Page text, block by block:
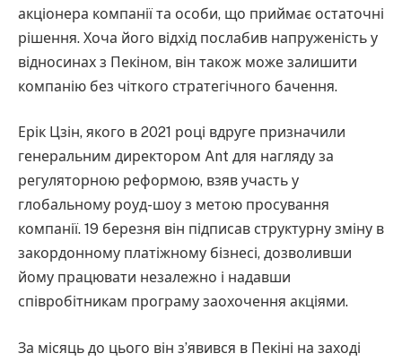
акціонера компанії та особи, що приймає остаточні
рішення. Хоча його відхід послабив напруженість у
відносинах з Пекіном, він також може залишити
компанію без чіткого стратегічного бачення.
Ерік Цзін, якого в 2021 році вдруге призначили
генеральним директором Ant для нагляду за
регуляторною реформою, взяв участь у
глобальному роуд-шоу з метою просування
компанії. 19 березня він підписав структурну зміну в
закордонному платіжному бізнесі, дозволивши
йому працювати незалежно і надавши
співробітникам програму заохочення акціями.
За місяць до цього він з’явився в Пекіні на заході